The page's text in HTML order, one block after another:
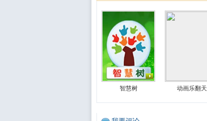
智慧树 动画乐翻天